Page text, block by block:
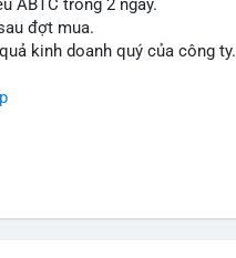
ABTC trong 2 ngày.
đợt mua.
kinh doanh quý của công ty.